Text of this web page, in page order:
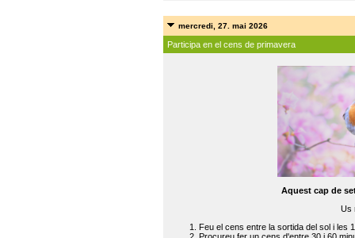
mercredi, 27. mai 2026
Participa en el cens de primavera
Aquest cap de
Us
Feu el cens entre la sortida del sol i les